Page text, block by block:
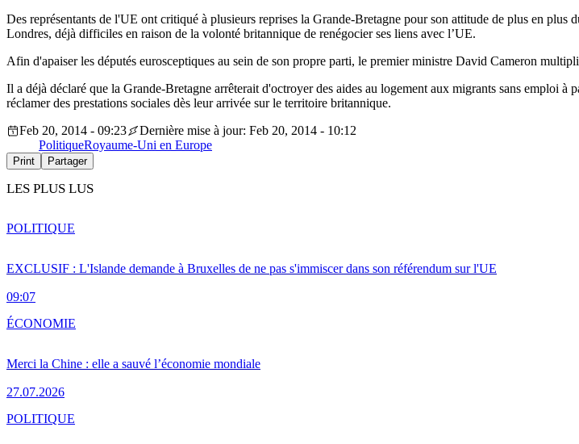
Des représentants de l'UE ont critiqué à plusieurs reprises la Grande-Bretagne pour son attitude de plus en
Londres, déjà difficiles en raison de la volonté britannique de renégocier ses liens avec l’UE.
Afin d'apaiser les députés eurosceptiques au sein de son propre parti, le premier ministre David Cameron
Il a déjà déclaré que la Grande-Bretagne arrêterait d'octroyer des aides au logement aux migrants sans emploi
réclamer des prestations sociales dès leur arrivée sur le territoire britannique.
Feb 20, 2014 - 09:23
Dernière mise à jour: Feb 20, 2014 - 10:12
PolitiqueRoyaume-Uni en Europe
Print Partager
LES PLUS LUS
EXCLUSIF : L'Islande demande à Bruxelles de ne pas s'immiscer dans son référendum sur l'UE
09:07
POLITIQUE
Merci la Chine : elle a sauvé l’économie mondiale
27.07.2026
ÉCONOMIE
POLITIQUE